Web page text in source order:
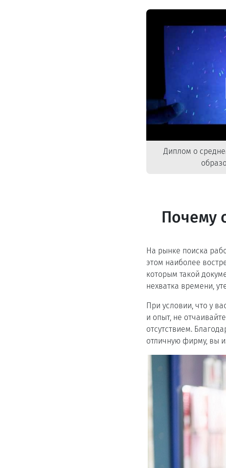
Диплом о
Почему
На рынке поиска
этом наиболее
которым такой
нехватка времени,
При условии, что у
и опыт, не
отсутствием.
отличную фирму, вы